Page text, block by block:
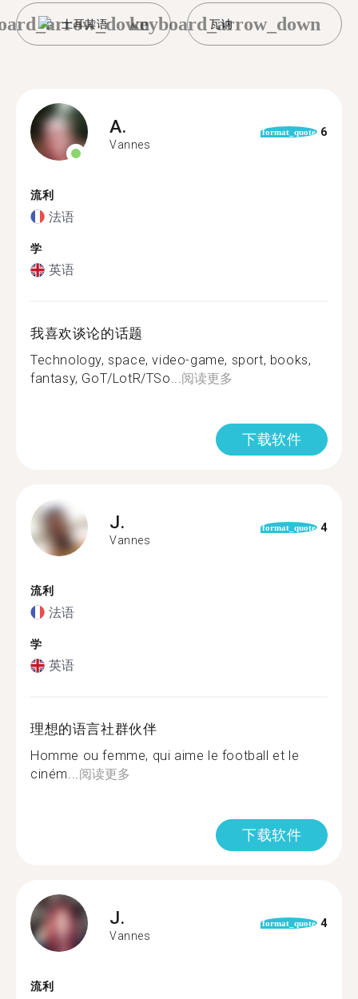
土耳其语 瓦讷
keyboard_arrow_down
A.
Vannes
format_quote 6
流利
法语
学
英语
我喜欢谈论的话题
Technology, space, video-game, sport, books,
fantasy, GoT/LotR/TSo...阅读更多
下载软件
J.
Vannes
format_quote 4
流利
法语
学
英语
理想的语言社群伙伴
Homme ou femme, qui aime le football et le
ciném...阅读更多
下载软件
J.
Vannes
format_quote 4
流利